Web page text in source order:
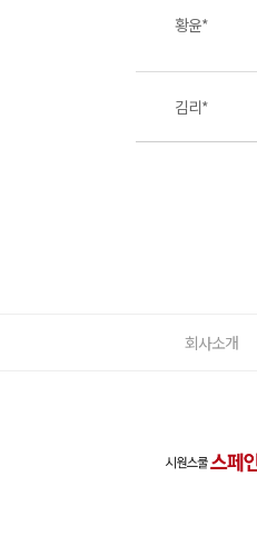
황윤*
김리*
회사소개